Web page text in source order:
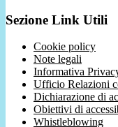
Sezione Link Utili
Cookie policy
Note legali
Informativa
Ufficio Relazioni
Dichiarazione di
Obiettivi di
Whistleblowing